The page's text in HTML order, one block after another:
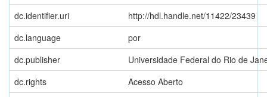
dc.identifier.uri
http://hdl.handle.net/11422/23439
dc.language
por
dc.publisher
Universidade Federal do Rio de
dc.rights
Acesso Aberto